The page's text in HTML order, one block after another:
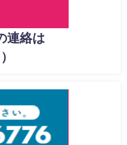
連絡は